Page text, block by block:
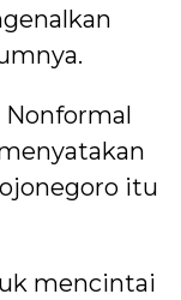
Nonformal
itu
mencintai